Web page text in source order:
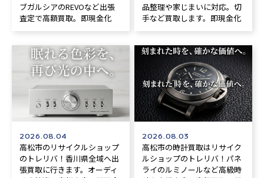
ブガルシアのREVOなど出張
査定で高額買取。即現金化
品整理や家じまいに対応。切
手など買取します。即現金化
2026.08.04
高松市のリサイクルショップ
のトレリバ！香川県全域へ出
張買取に行きます。オーディ
2026.08.03
高松市の時計買取はリサイク
ルショップのトレリバ！パネ
ライのルミノールなど高級時